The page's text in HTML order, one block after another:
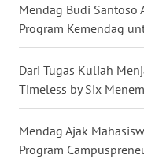
Mendag Budi Santoso
Program Kemendag
Dari Tugas Kuliah
Timeless by Six
Mendag Ajak
Program
WN
KALBAR
WN
KALTENG
WN
KALTARA